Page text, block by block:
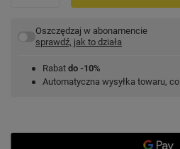
Oszczędzaj w abonamencie
sprawdź, jak to działa
Rabat do -10%
Automatyczna wysyłka towaru, co